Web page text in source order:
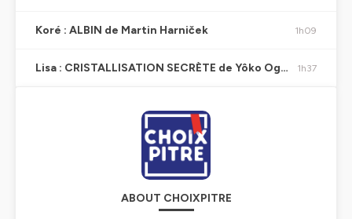
Koré : ALBIN de Martin Harniček 1h09
Lisa : CRISTALLISATION SECRÈTE de Yôko Ogawa 1h37
ABOUT CHOIXPITRE